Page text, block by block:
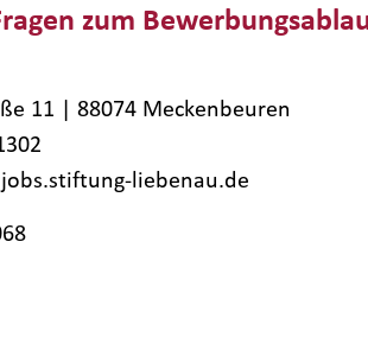
zum
11 | 88074 Meckenbeuren
liebenau.de